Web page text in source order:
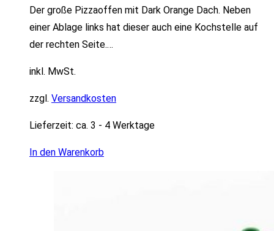
Der große Pizzaoffen mit Dark Orange Dach. Neben
einer Ablage links hat dieser auch eine Kochstelle auf
der rechten Seite.…
inkl. MwSt.
zzgl. Versandkosten
Lieferzeit: ca. 3 - 4 Werktage
In den Warenkorb